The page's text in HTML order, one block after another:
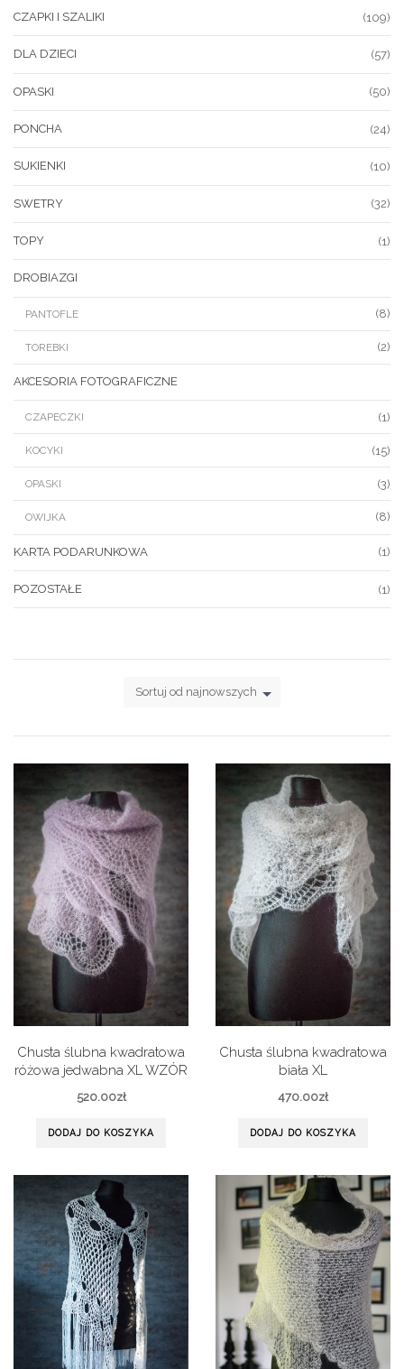
Sortuj od najnowszych
Chusta ślubna kwadratowa
różowa jedwabna XL WZÓR
520.00zł
DODAJ DO KOSZYKA
Chusta ślubna kwadratowa
biała XL
470.00zł
DODAJ DO KOSZYKA
CZAPKI I SZALIKI (109)
DLA DZIECI (57)
OPASKI (50)
PONCHA (24)
SUKIENKI (10)
SWETRY (32)
TOPY (1)
DROBIAZGI
PANTOFLE (8)
TOREBKI (2)
AKCESORIA FOTOGRAFICZNE
CZAPECZKI (1)
KOCYKI (15)
OPASKI (3)
OWIJKA (8)
KARTA PODARUNKOWA (1)
POZOSTAŁE (1)